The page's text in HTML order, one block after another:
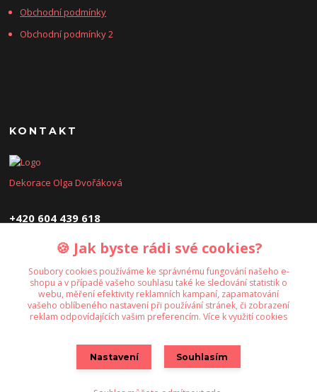
Obchodní podmínky
Obchodní podmínky 2
KONTAKT
Dekorace Olga Dvořáková
+420 604 439 618
dekoraceolga@seznam.cz
Upravit sběr cookies.
🍪 Jak byste rádi své cookies?
Soubory cookies používáme ke správnému fungování našeho e-
shopu a v případě vašeho souhlasu také ke sledování statistik o
webu, měření efektivity reklamních kampaní, zapamatování
vašeho oblíbeného nastavení při používání stránek, či zobrazení
reklam odpovídajících vašim preferencím. Více k využití cookies
Nastavení Souhlasím